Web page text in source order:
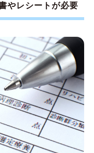
やレシートが必要